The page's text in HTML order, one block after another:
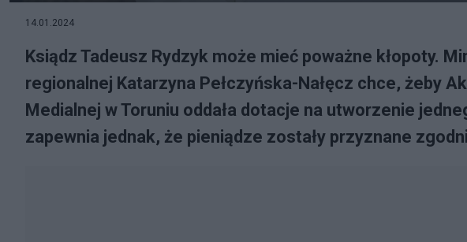
14.01.2024
Ksiądz Tadeusz Rydzyk może mieć poważne kłopoty.
regionalnej Katarzyna Pełczyńska-Nałęcz chce, żeby
Medialnej w Toruniu oddała dotacje na utworzenie
zapewnia jednak, że pieniądze zostały przyznane